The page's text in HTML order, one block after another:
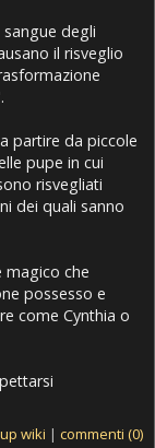
degli
il risveglio
partire da piccole
pupe in cui
risvegliati
dei quali sanno
che
possesso e
come Cynthia o
wiki | commenti (0)